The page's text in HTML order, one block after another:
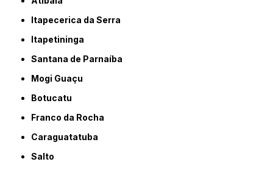
Itapecerica da Serra
Itapetininga
Santana de Parnaíba
Mogi Guaçu
Botucatu
Franco da Rocha
Caraguatatuba
Salto